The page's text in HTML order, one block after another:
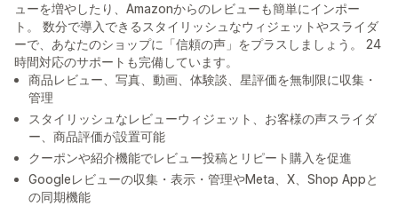
ューを増やしたり、Amazonからのレビューも簡単にインポー
ト。 数分で導入できるスタイリッシュなウィジェットやスライダ
ーで、あなたのショップに「信頼の声」をプラスしましょう。 24
時間対応のサポートも完備しています。
商品レビュー、写真、動画、体験談、星評価を無制限に収集・
管理
スタイリッシュなレビューウィジェット、お客様の声スライダ
ー、商品評価が設置可能
クーポンや紹介機能でレビュー投稿とリピート購入を促進
Googleレビューの収集・表示・管理やMeta、X、Shop Appと
の同期機能